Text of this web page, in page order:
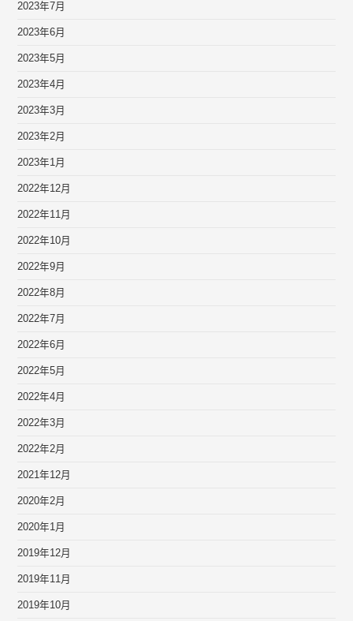
2023年7月
2023年6月
2023年5月
2023年4月
2023年3月
2023年2月
2023年1月
2022年12月
2022年11月
2022年10月
2022年9月
2022年8月
2022年7月
2022年6月
2022年5月
2022年4月
2022年3月
2022年2月
2021年12月
2020年2月
2020年1月
2019年12月
2019年11月
2019年10月